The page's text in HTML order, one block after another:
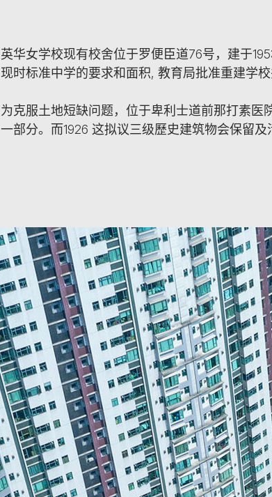
英华女学校现有校舍位于罗便臣道76号，建于
现时标准中学的要求和面积, 教育局批准重建学
为克服土地短缺问题，位于卑利士道前那打素医
一部分。而1926 这拟议三级歷史建筑物会保留